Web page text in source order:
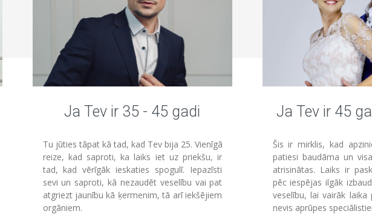
Ja Tev ir 35 - 45 gadi
Tu jūties tāpat kā tad, kad Tev bija 25. Vienīgā
reize, kad saproti, ka laiks iet uz priekšu, ir
tad, kad vērīgāk ieskaties spogulī. Iepazīsti
sevi un saproti, kā nezaudēt veselību vai pat
atgriezt jaunību kā ķermenim, tā arī iekšējiem
orgāniem.
Ja Tev ir 45
Šis ir mirklis, kad
patiesi baudāma un
atrisinātas. Laiks ir
pēc iespējas ilgāk
veselību, lai vairāk
nevis aprūpes